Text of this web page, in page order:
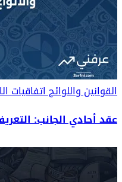
القوانين واللوائحاتفاقيات
عقد أحادي الجانب: